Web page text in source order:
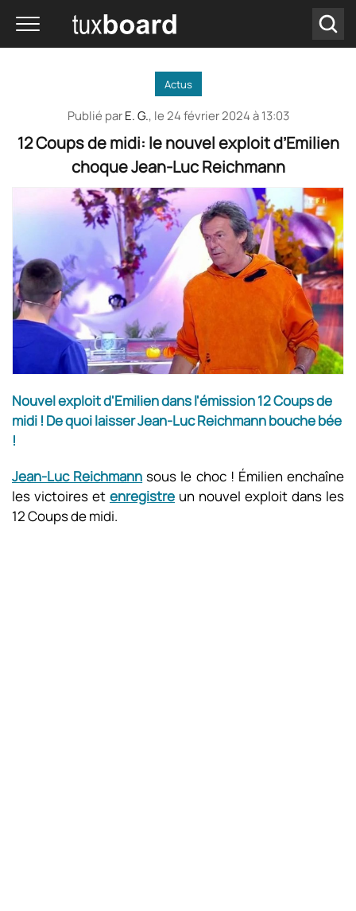
Actus
Publié parE. G., le24 février 2024 à 13:03
12 Coups de midi: le nouvel exploit d’Emilien
choque Jean-Luc Reichmann
Nouvel exploit d'Emilien dans l'émission 12 Coups de
midi ! De quoi laisser Jean-Luc Reichmann bouche bée
!
Jean-Luc Reichmann sous le choc ! Émilien enchaîne
les victoires et enregistre un nouvel exploit dans les
12 Coups de midi.